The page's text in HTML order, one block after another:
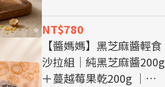
NT$780
【醬媽媽】黑芝麻醬輕食
沙拉組｜純黑芝麻醬200g
＋蔓越莓果乾200g ｜適